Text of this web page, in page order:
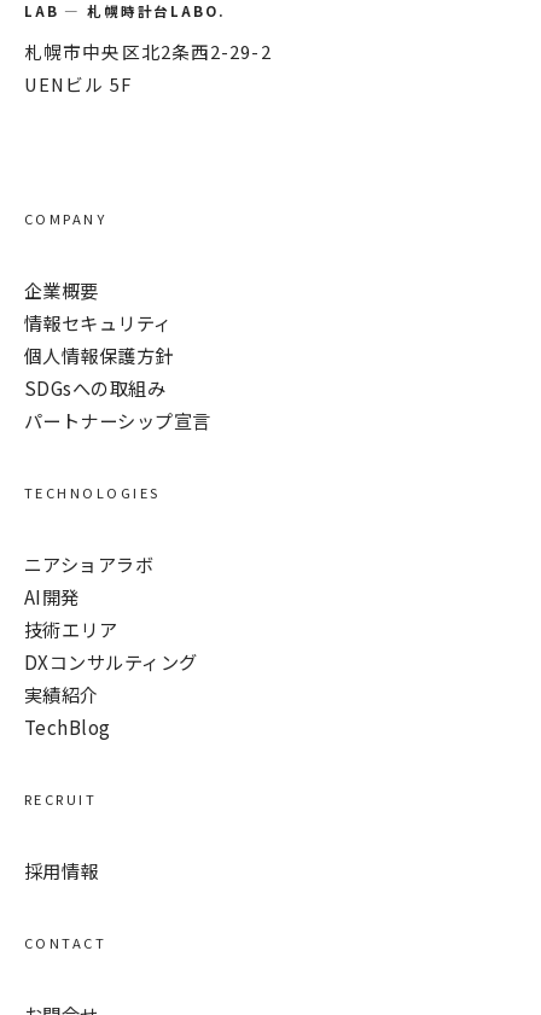
LAB — 札幌時計台LABO.
札幌市中央区北2条西2-29-2
UENビル 5F
COMPANY
企業概要
情報セキュリティ
個人情報保護方針
SDGsへの取組み
パートナーシップ宣言
TECHNOLOGIES
ニアショアラボ
AI開発
技術エリア
DXコンサルティング
実績紹介
TechBlog
RECRUIT
採用情報
CONTACT